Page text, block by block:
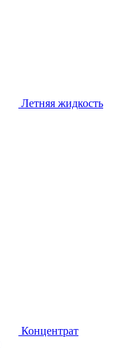
Летняя жидкость
Концентрат